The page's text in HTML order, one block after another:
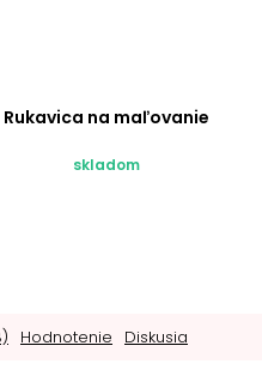
Rukavica na maľovanie
skladom
Hodnotenie Diskusia